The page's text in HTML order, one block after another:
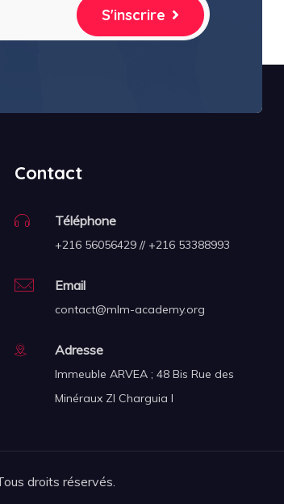
S'inscrire
Contact
Téléphone
+216 56056429 // +216 53388993
Email
contact@mlm-academy.org
Adresse
Immeuble ARVEA ; 48 Bis Rue des
Minéraux ZI Charguia I
droits réservés.